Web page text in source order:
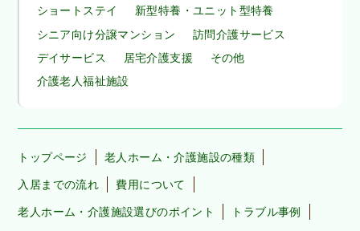
ショートステイ
新型特養・ユニット型特養
シニア向け分譲マンション
訪問介護サービス
デイサービス
居宅介護支援
その他
介護老人福祉施設
トップページ 老人ホーム・介護施設の種類
入居までの流れ 費用について
老人ホーム・介護施設選びのポイント トラブル事例